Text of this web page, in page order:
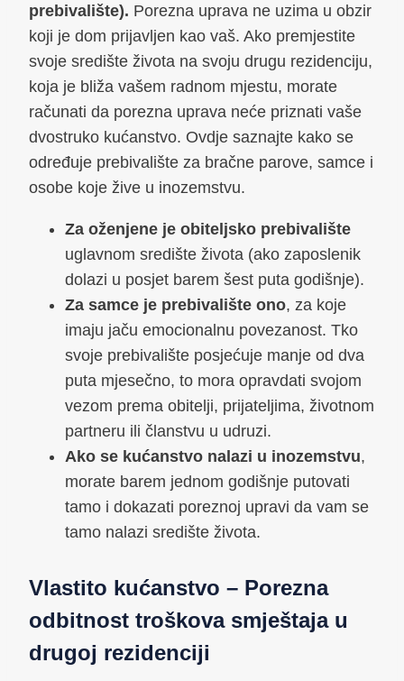
prebivalište). Porezna uprava ne uzima u obzir
koji je dom prijavljen kao vaš. Ako premjestite
svoje središte života na svoju drugu rezidenciju,
koja je bliža vašem radnom mjestu, morate
računati da porezna uprava neće priznati vaše
dvostruko kućanstvo. Ovdje saznajte kako se
određuje prebivalište za bračne parove, samce i
osobe koje žive u inozemstvu.
Za oženjene je obiteljsko prebivalište
uglavnom središte života (ako zaposlenik
dolazi u posjet barem šest puta godišnje).
Za samce je prebivalište ono, za koje
imaju jaču emocionalnu povezanost. Tko
svoje prebivalište posjećuje manje od dva
puta mjesečno, to mora opravdati svojom
vezom prema obitelji, prijateljima, životnom
partneru ili članstvu u udruzi.
Ako se kućanstvo nalazi u inozemstvu,
morate barem jednom godišnje putovati
tamo i dokazati poreznoj upravi da vam se
tamo nalazi središte života.
Vlastito kućanstvo – Porezna
odbitnost troškova smještaja u
drugoj rezidenciji